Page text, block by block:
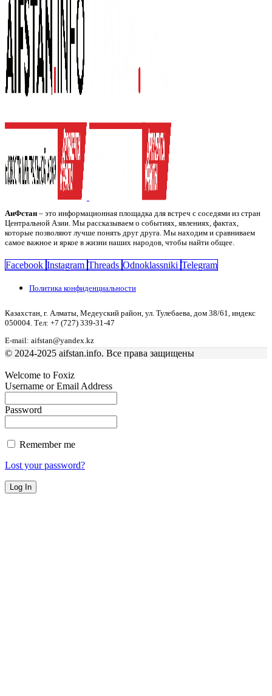
АиФстан – это информационная площадка для встреч с соседями из стран
Центральной Азии. Мы рассказываем о событиях, явлениях, фактах,
которые позволяют лучше понять друг друга. Мы находим и сравниваем
самое важное и яркое в жизни наших народов, чтобы найти общее.
Facebook Instagram Threads Odnoklassniki Telegram
Политика конфиденциальности
Казахстан, г. Алматы, Медеуский район, ул. Тулебаева, дом 38/61, индекс
050004. Тел: +7 (727) 339-31-47
E-mail: aifstan@yandex.kz
© 2024-2025 aifstan.info. Все права защищены
Welcome to Foxiz
Username or Email Address
Password
Remember me
Lost your password?